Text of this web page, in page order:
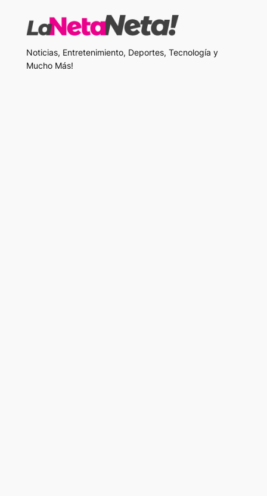
Noticias, Entretenimiento, Deportes, Tecnología y
Mucho Más!